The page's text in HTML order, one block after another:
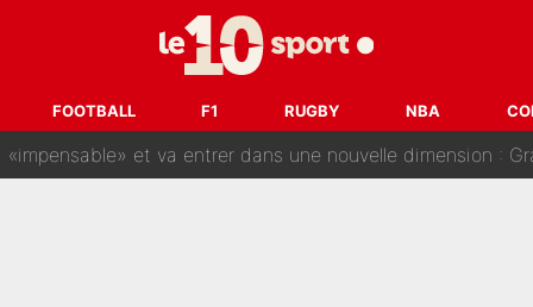
FOOTBALL F1 RUGBY NBA
de Kylian Mbappé au Real Madrid continue de régaler
annonce un premier problème pour Zinedine Zidane en
et va entrer dans une nouvelle dimension :